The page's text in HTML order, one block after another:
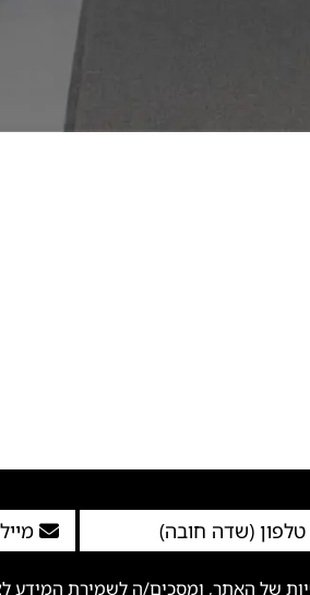
של האתר, ומסכים/ה לשמירת המידע